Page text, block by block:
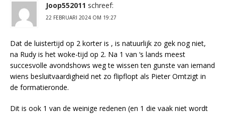
Joop552011 schreef:
22 FEBRUARI 2024 OM 19:27
Dat de luistertijd op 2 korter is , is natuurlijk zo gek nog niet,
na Rudy is het woke-tijd op 2. Na 1 van ‘s lands meest
succesvolle avondshows weg te wissen ten gunste van iemand
wiens besluitvaardigheid net zo flipflopt als Pieter Omtzigt in
de formatieronde.
Dit is ook 1 van de weinige redenen (en 1 die vaak niet wordt